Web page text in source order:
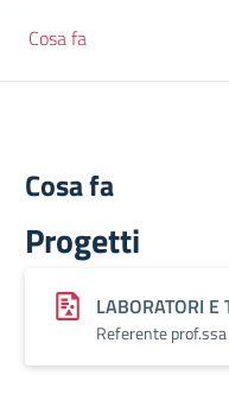
Cosa fa
Cosa fa
Progetti
LABORATORI E
Referente